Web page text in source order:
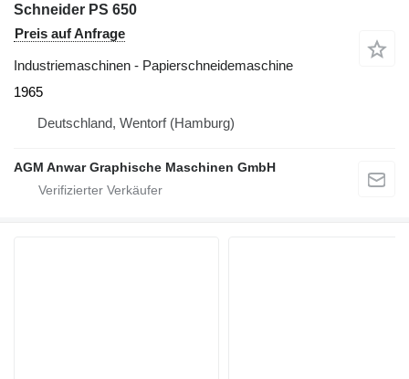
Schneider PS 650
Preis auf Anfrage
Industriemaschinen - Papierschneidemaschine
1965
Deutschland, Wentorf (Hamburg)
AGM Anwar Graphische Maschinen GmbH